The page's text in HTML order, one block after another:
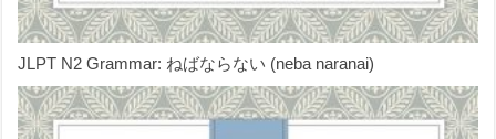
JLPT N2 Grammar: ねばならない (neba naranai)